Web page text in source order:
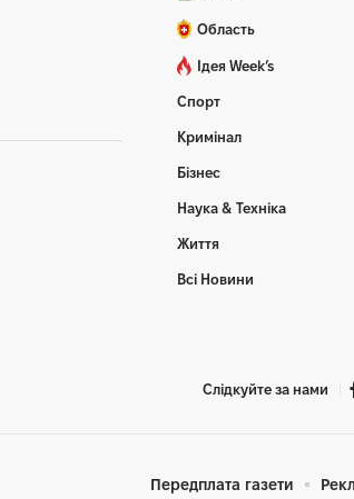
Область
Ідея Week’s
Спорт
Кримінал
Бізнес
Наука & Техніка
Життя
Всі Новини
Слідкуйте за нами
Передплата газети